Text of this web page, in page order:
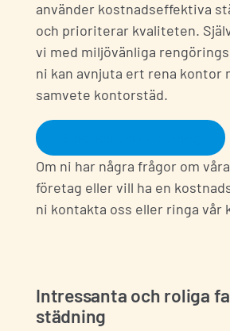
använder kostnadseffektiva
och prioriterar kvaliteten.
vi med miljövänliga
ni kan avnjuta ert rena kontor
samvete kontorstäd.
Om ni har några frågor om våra
företag eller vill ha en
ni kontakta oss eller ringa vår
Intressanta och roliga
städning